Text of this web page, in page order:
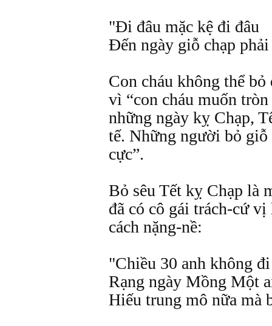
"Đi đâu mặc kệ đi đâu
Đến ngày giỗ chạp
Con cháu không thể
vì “con cháu muốn
những ngày kỵ Chạp,
tế. Những người bỏ
cực”.
Bỏ sêu Tết kỵ Chạp là
đã có cô gái trách-cứ
cách nặng-nề:
"Chiều 30 anh không
Rạng ngày Mồng Một
Hiếu trung mô nữa mà